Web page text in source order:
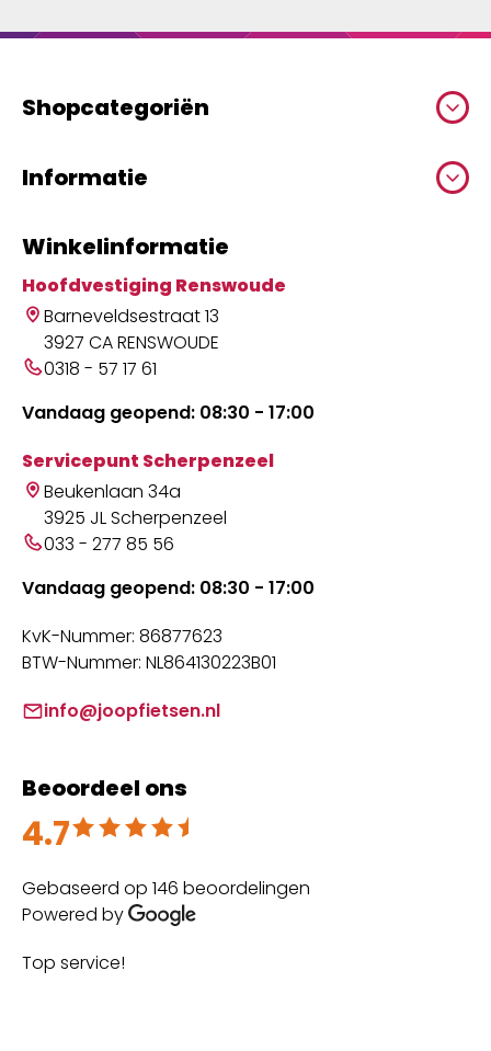
Shopcategoriën
Informatie
Winkelinformatie
Hoofdvestiging Renswoude
Barneveldsestraat 13
3927 CA RENSWOUDE
0318 - 57 17 61
Vandaag geopend: 08:30 - 17:00
Servicepunt Scherpenzeel
Beukenlaan 34a
3925 JL Scherpenzeel
033 - 277 85 56
Vandaag geopend: 08:30 - 17:00
KvK-Nummer: 86877623
BTW-Nummer: NL864130223B01
info@joopfietsen.nl
Beoordeel ons
4.7
Beoordeeld met 4.7 uit 5
Gebaseerd op 146 beoordelingen
Powered by
Top service!